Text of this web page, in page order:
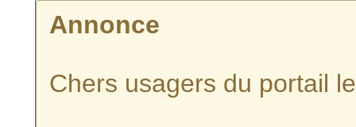
Annonce
Chers usagers du portail